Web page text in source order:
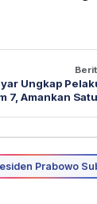
Ungkap
7, Amankan
Prabowo